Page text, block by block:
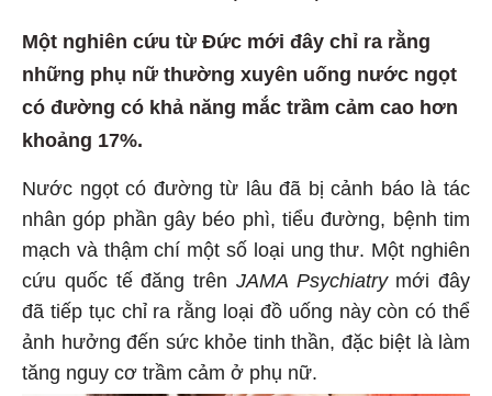
Một nghiên cứu từ Đức mới đây chỉ ra rằng
những phụ nữ thường xuyên uống nước ngọt
có đường có khả năng mắc trầm cảm cao hơn
khoảng 17%.
Nước ngọt có đường từ lâu đã bị cảnh báo là tác
nhân góp phần gây béo phì, tiểu đường, bệnh tim
mạch và thậm chí một số loại ung thư. Một nghiên
cứu quốc tế đăng trên
JAMA Psychiatrymới đây
đã tiếp tục chỉ ra rằng loại đồ uống này còn có thể
ảnh hưởng đến sức khỏe tinh thần, đặc biệt là làm
tăng nguy cơ trầm cảm ở phụ nữ.